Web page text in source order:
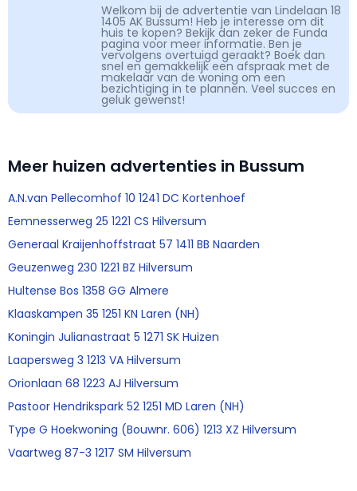
Welkom bij de advertentie van Lindelaan 18
1405 AK Bussum! Heb je interesse om dit
huis te kopen? Bekijk dan zeker de Funda
pagina voor meer informatie. Ben je
vervolgens overtuigd geraakt? Boek dan
snel en gemakkelijk een afspraak met de
makelaar van de woning om een
bezichtiging in te plannen. Veel succes en
geluk gewenst!
Meer huizen advertenties in Bussum
A.N.van Pellecomhof 10 1241 DC Kortenhoef
Eemnesserweg 25 1221 CS Hilversum
Generaal Kraijenhoffstraat 57 1411 BB Naarden
Geuzenweg 230 1221 BZ Hilversum
Hultense Bos 1358 GG Almere
Klaaskampen 35 1251 KN Laren (NH)
Koningin Julianastraat 5 1271 SK Huizen
Laapersweg 3 1213 VA Hilversum
Orionlaan 68 1223 AJ Hilversum
Pastoor Hendrikspark 52 1251 MD Laren (NH)
Type G Hoekwoning (Bouwnr. 606) 1213 XZ Hilversum
Vaartweg 87-3 1217 SM Hilversum